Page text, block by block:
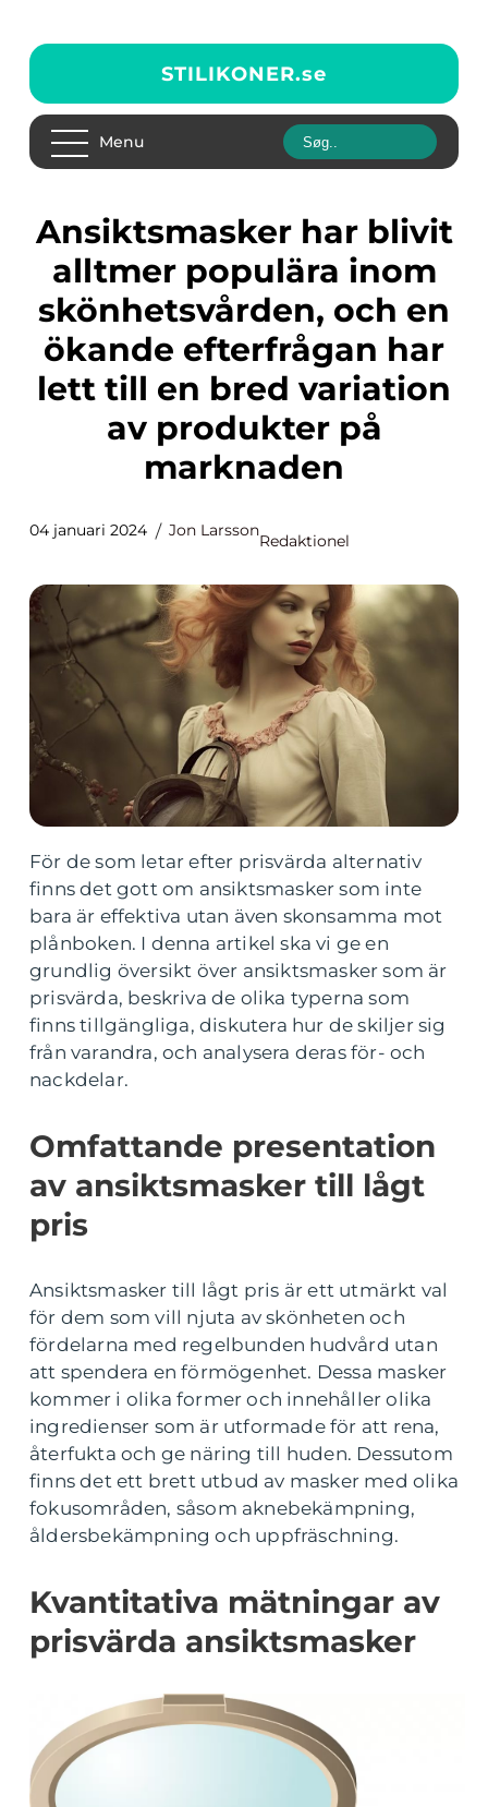
STILIKONER.se
Menu
Ansiktsmasker har blivit
alltmer populära inom
skönhetsvården, och en
ökande efterfrågan har
lett till en bred variation
av produkter på
marknaden
04 januari 2024 Jon Larsson
Redaktionel
För de som letar efter prisvärda alternativ
finns det gott om ansiktsmasker som inte
bara är effektiva utan även skonsamma mot
plånboken. I denna artikel ska vi ge en
grundlig översikt över ansiktsmasker som är
prisvärda, beskriva de olika typerna som
finns tillgängliga, diskutera hur de skiljer sig
från varandra, och analysera deras för- och
nackdelar.
Omfattande presentation
av ansiktsmasker till lågt
pris
Ansiktsmasker till lågt pris är ett utmärkt val
för dem som vill njuta av skönheten och
fördelarna med regelbunden hudvård utan
att spendera en förmögenhet. Dessa masker
kommer i olika former och innehåller olika
ingredienser som är utformade för att rena,
återfukta och ge näring till huden. Dessutom
finns det ett brett utbud av masker med olika
fokusområden, såsom aknebekämpning,
åldersbekämpning och uppfräschning.
Kvantitativa mätningar av
prisvärda ansiktsmasker